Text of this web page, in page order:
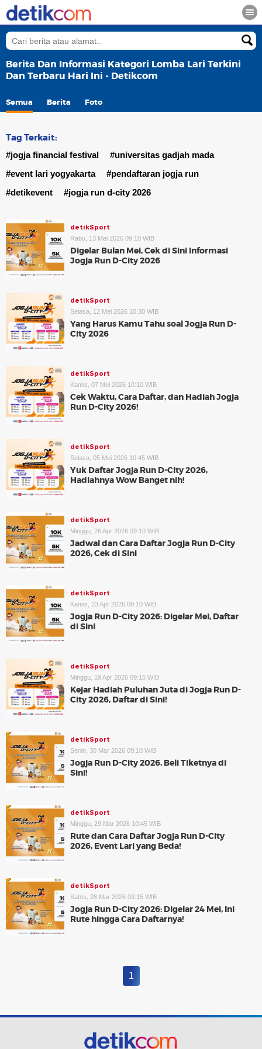
Berita Dan Informasi Kategori Lomba Lari Terkini
Dan Terbaru Hari Ini - Detikcom
Semua Berita Foto
Tag Terkait:
#jogja financial festival
#universitas gadjah mada
#event lari yogyakarta
#pendaftaran jogja run
#detikevent
#jogja run d-city 2026
detikSport
Rabu, 13 Mei 2026 09:10 WIB
Digelar Bulan Mei, Cek di Sini Informasi
Jogja Run D-City 2026
detikSport
Selasa, 12 Mei 2026 10:30 WIB
Yang Harus Kamu Tahu soal Jogja Run D-
City 2026
detikSport
Kamis, 07 Mei 2026 10:10 WIB
Cek Waktu, Cara Daftar, dan Hadiah Jogja
Run D-City 2026!
detikSport
Selasa, 05 Mei 2026 10:45 WIB
Yuk Daftar Jogja Run D-City 2026,
Hadiahnya Wow Banget nih!
detikSport
Minggu, 26 Apr 2026 09:10 WIB
Jadwal dan Cara Daftar Jogja Run D-City
2026, Cek di Sini
detikSport
Kamis, 23 Apr 2026 09:10 WIB
Jogja Run D-City 2026: Digelar Mei, Daftar
di Sini
detikSport
Minggu, 19 Apr 2026 09:15 WIB
Kejar Hadiah Puluhan Juta di Jogja Run D-
City 2026, Daftar di Sini!
detikSport
Senin, 30 Mar 2026 09:10 WIB
Jogja Run D-City 2026, Beli Tiketnya di
Sini!
detikSport
Minggu, 29 Mar 2026 10:45 WIB
Rute dan Cara Daftar Jogja Run D-City
2026, Event Lari yang Beda!
detikSport
Sabtu, 28 Mar 2026 09:15 WIB
Jogja Run D-City 2026: Digelar 24 Mei, Ini
Rute hingga Cara Daftarnya!
1